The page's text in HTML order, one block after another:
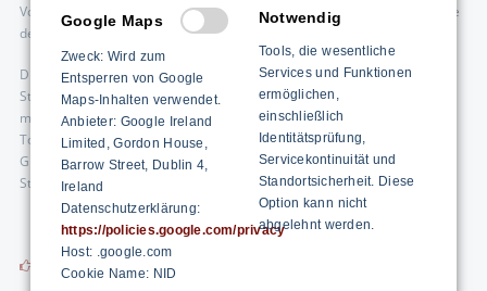
Vorgaben geeignet ist. Hierzu ist eine Toleranzangabe notwendig, die
den Rahmen einer erlaubten Abweichung vom Sollwert vorgibt.
Die Kennzahl der Prozessfähigkeit Cpk bezieht die Toleranz auf die
Streuung des Prozesses. Wird die Prozessfähigkeit nicht erreicht, so
muss entweder die Streuung reduziert werden, oder man muss die
Toleranzgrenzen erweitern. Hierzu ist es erforderlich, die möglichen
Grenzen einer gewünschten Funktion zu kennen, ab wann es zu einer
Störung kommen kann
Flyer Prozessfähigkeit
Google Maps
Zweck: Wird zum
Entsperren von Google
Maps-Inhalten verwendet.
Anbieter: Google Ireland
Limited, Gordon House,
Barrow Street, Dublin 4,
Ireland
Datenschutzerklärung:
https://policies.google.com/privacy
Host: .google.com
Cookie Name: NID
Notwendig
Tools, die wesentliche
Services und Funktionen
ermöglichen,
einschließlich
Identitätsprüfung,
Servicekontinuität und
Standortsicherheit. Diese
Option kann nicht
abgelehnt werden.